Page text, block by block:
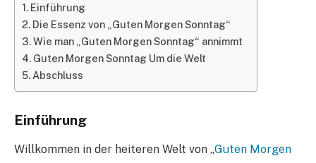
Einführung
Die Essenz von „Guten Morgen Sonntag“
Wie man „Guten Morgen Sonntag“ annimmt
Guten Morgen Sonntag Um die Welt
Abschluss
Einführung
Willkommen in der heiteren Welt von „Guten Morgen